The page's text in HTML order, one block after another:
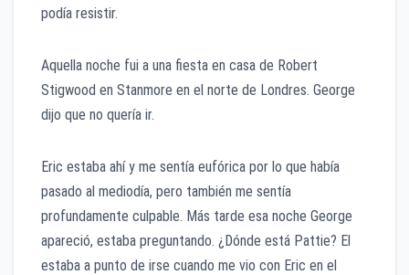
podía resistir.
Aquella noche fui a una fiesta en casa de Robert
Stigwood en Stanmore en el norte de Londres. George
dijo que no quería ir.
Eric estaba ahí y me sentía eufórica por lo que había
pasado al mediodía, pero también me sentía
profundamente culpable. Más tarde esa noche George
apareció, estaba preguntando. ¿Dónde está Pattie? El
estaba a punto de irse cuando me vio con Eric en el